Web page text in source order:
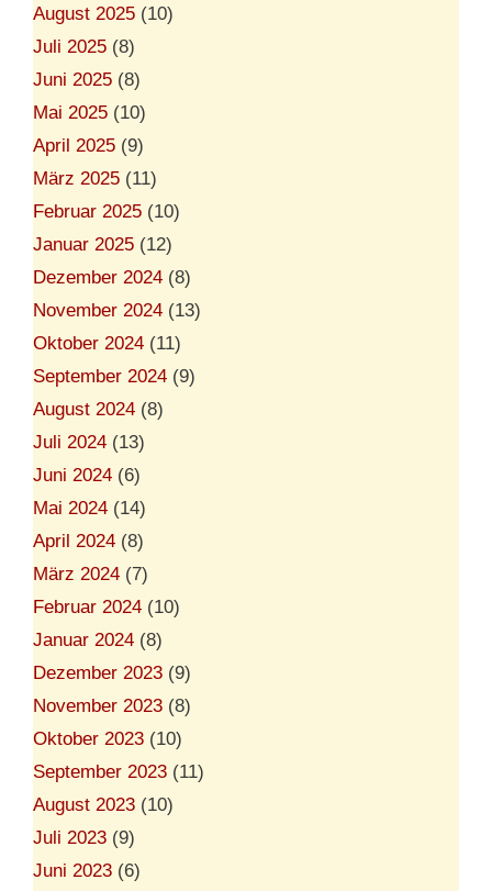
i
l
t
August 2025 (10)
Juli 2025 (8)
Juni 2025 (8)
Mai 2025 (10)
April 2025 (9)
März 2025 (11)
Februar 2025 (10)
Januar 2025 (12)
Dezember 2024 (8)
November 2024 (13)
Oktober 2024 (11)
September 2024 (9)
August 2024 (8)
Juli 2024 (13)
Juni 2024 (6)
Mai 2024 (14)
April 2024 (8)
März 2024 (7)
Februar 2024 (10)
Januar 2024 (8)
Dezember 2023 (9)
November 2023 (8)
Oktober 2023 (10)
September 2023 (11)
August 2023 (10)
Juli 2023 (9)
Juni 2023 (6)